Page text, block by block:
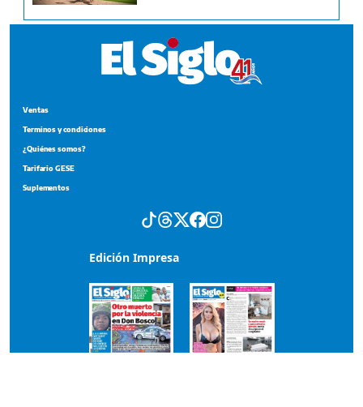
Ventas
Terminos y condiciones
¿Quiénes somos?
Tarifario GESE
Suplementos
Edición Impresa